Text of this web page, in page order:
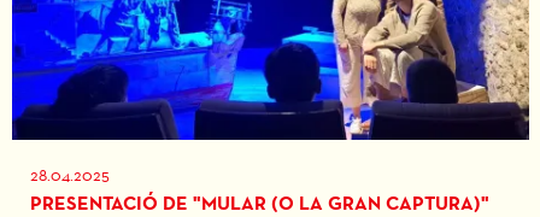
28.04.2025
PRESENTACIÓ DE "MULAR (O LA GRAN CAPTURA)"